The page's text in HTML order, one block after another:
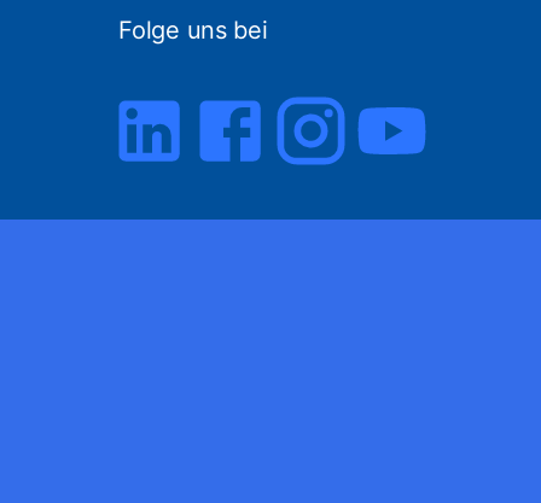
Folge uns bei